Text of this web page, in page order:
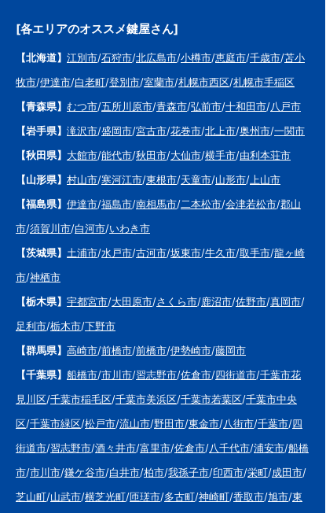
[各エリアのオススメ鍵屋さん]
【北海道】 江別市/石狩市/北広島市/小樽市/恵庭市/千歳市/苫小
牧市/伊達市/白老町/登別市/室蘭市/札幌市西区/札幌市手稲区
【青森県】 むつ市/五所川原市/青森市/弘前市/十和田市/八戸市
【岩手県】 滝沢市/盛岡市/宮古市/花巻市/北上市/奥州市/一関市
【秋田県】 大館市/能代市/秋田市/大仙市/横手市/由利本荘市
【山形県】 村山市/寒河江市/東根市/天童市/山形市/ 上山市
【福島県】 伊達市/福島市/南相馬市/二本松市/会津若松市/郡山
市/須賀川市/白河市/いわき市
【茨城県】 土浦市/水戸市/古河市/坂東市/牛久市/取手市/龍ヶ崎
市/神栖市
【栃木県】 宇都宮市/大田原市/さくら市/鹿沼市/佐野市/真岡市/
足利市/栃木市/下野市
【群馬県】 高崎市/前橋市/前橋市/伊勢崎市/藤岡市
【千葉県】 船橋市/市川市/習志野市/佐倉市/四街道市/千葉市花
見川区/千葉市稲毛区/千葉市美浜区/千葉市若葉区/千葉市中央
区/千葉市緑区/松戸市/流山市/野田市/東金市/八街市/千葉市/四
街道市/習志野市/酒々井市/富里市/佐倉市/八千代市/浦安市/船橋
市/市川市/鎌ケ谷市/白井市/柏市/我孫子市/印西市/栄町/成田市/
芝山町/山武市/横芝光町/匝瑳市/多古町/神崎町/香取市/旭市/東